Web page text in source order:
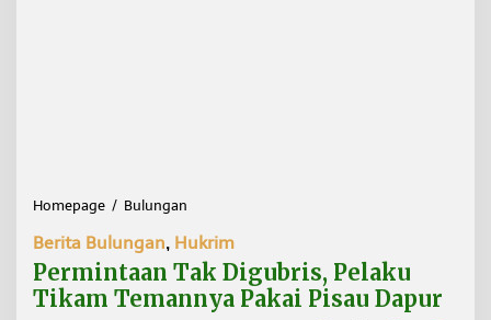
Homepage / Bulungan
r
m
n
Berita Bulungan, Hukrim
Permintaan Tak Digubris, Pelaku
Tikam Temannya Pakai Pisau Dapur